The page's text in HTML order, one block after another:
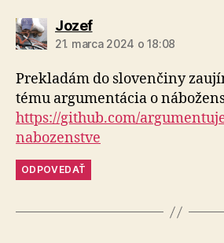
Jozefhovorí:
21. marca 2024 o 18:08
Prekladám do slovenčiny
tému argumentácia o
https://github.com/
nabozenstve
ODPOVEDAŤ